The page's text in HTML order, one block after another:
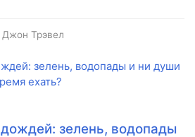
Джон Трэвел
зелень, водопады